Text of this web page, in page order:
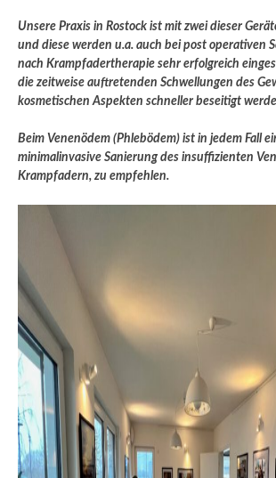
Unsere Praxis in Rostock ist mit zwei dieser
und diese werden u.a. auch bei post operativen
nach Krampfadertherapie sehr erfolgreich
die zeitweise auftretenden Schwellungen des
kosmetischen Aspekten schneller beseitigt
Beim Venenödem (Phlebödem) ist in jedem Fall
minimalinvasive Sanierung des insuffizienten
Krampfadern, zu empfehlen.